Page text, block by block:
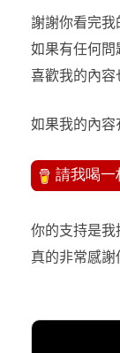
謝謝你看完我
如果有任何問
喜歡我的內容
如果我的內
你的支持是我
真的非常感謝